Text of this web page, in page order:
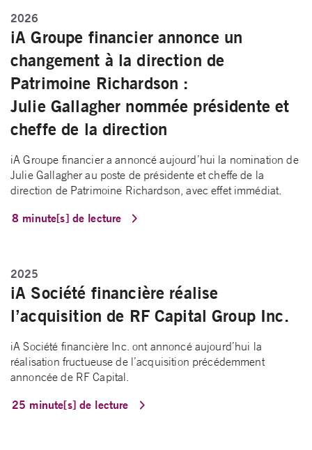
2026
iA Groupe financier annonce un
changement à la direction de
Patrimoine Richardson :
Julie Gallagher nommée présidente et
cheffe de la direction
iA Groupe financier a annoncé aujourd’hui la nomination de
Julie Gallagher au poste de présidente et cheffe de la
direction de Patrimoine Richardson, avec effet immédiat.
8 minute[s] de lecture
2025
iA Société financière réalise
l’acquisition de RF Capital Group Inc.
iA Société financière Inc. ont annoncé aujourd’hui la
réalisation fructueuse de l’acquisition précédemment
annoncée de RF Capital.
25 minute[s] de lecture